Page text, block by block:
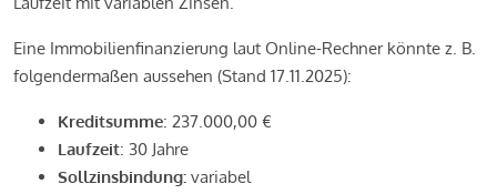
Eine Immobilienfinanzierung laut Online-Rechner könnte z. B.
folgendermaßen aussehen (Stand 17.11.2025):
Kreditsumme: 237.000,00 €
Laufzeit: 30 Jahre
Sollzinsbindung: variabel